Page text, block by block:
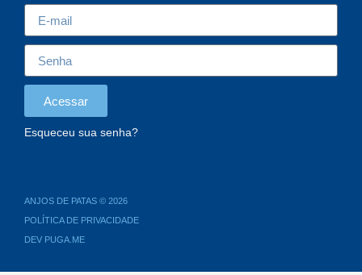
ANJOS DE PATAS © 2026
POLÍTICA DE PRIVACIDADE
DEV PUGA.ME
Acessar
Esqueceu sua senha?